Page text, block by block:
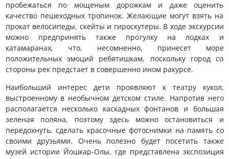
пробежаться по мощеным дорожкам и даже оценить
качество пешеходных тропинок. Желающие могут взять на
прокат велосипеды, скейты и гироскутеры. В ходе экскурсии
можно предпринять также прогулку на лодках и
катамаранах, что, несомненно, принесет море
положительных эмоций ребятишкам, поскольку город со
стороны рек предстает в совершенно ином ракурсе.
Наибольший интерес дети проявляют к театру кукол,
выстроенному в необычном детском стиле. Напротив него
располагается несколько каскадных фонтанов и большая
зеленая поляна, поэтому здесь можно остановиться и
передохнуть, сделать красочные фотоснимки на память со
своими друзьями. Очень полезно будет посетить также
музей истории Йошкар-Олы, где представлена экспозиция